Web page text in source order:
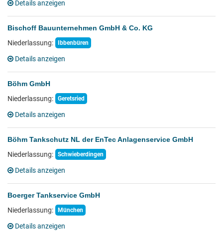
Details anzeigen
Bischoff Bauunternehmen GmbH & Co. KG
Niederlassung:
Ibbenbüren
Details anzeigen
Böhm GmbH
Niederlassung:
Geretsried
Details anzeigen
Böhm Tankschutz NL der EnTec Anlagenservice GmbH
Niederlassung:
Schwieberdingen
Details anzeigen
Boerger Tankservice GmbH
Niederlassung:
München
Details anzeigen